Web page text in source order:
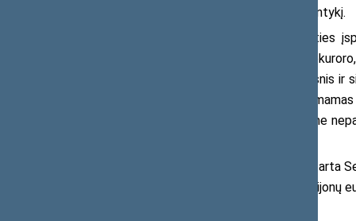
pasiekiant ne mažesnį kaip 90 proc. santykį.
„Pokytis prokuratūroje būtų išties
specialistų. Pavyzdžiui, apylinkės
prokuratūroje pokytis būtų kiek kuklesnis
dydžio stažo. Jeigu į tarnybą būtų
apie 1200 eurų į rankas. Taip pat turime
Jeigu komiteto pozicijai bus pritarta
eurų, o 2025 m. – daugiau kaip 17.5